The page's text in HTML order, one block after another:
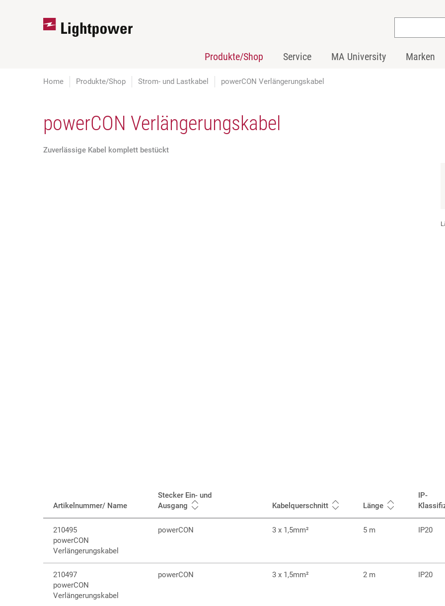
Produkte/Shop Service MA University Marken
Home Produkte/Shop Strom- und Lastkabel powerCON Verlängerungskabel
powerCON Verlängerungskabel
Zuverlässige Kabel komplett bestückt
Artikelnummer/ Name
Stecker Ein- und
Ausgang
Kabelquerschnitt Länge
IP-
210495
powerCON
Verlängerungskabel
powerCON 3 x 1,5mm² 5 m IP20
210497
powerCON
Verlängerungskabel
powerCON 3 x 1,5mm² 2 m IP20